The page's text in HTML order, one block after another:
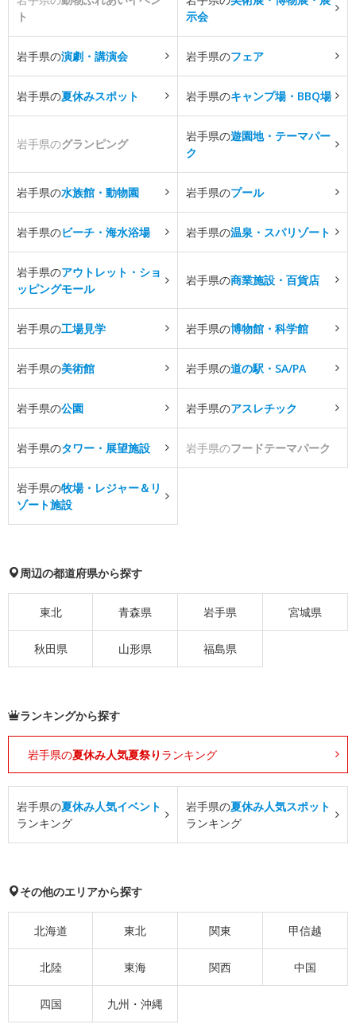
ト
示会
岩手県の演劇・講演会 岩手県のフェア
岩手県の夏休みスポット 岩手県のキャンプ場・BBQ場
岩手県のグランピング
岩手県の遊園地・テーマパー
ク
岩手県の水族館・動物園 岩手県のプール
岩手県のビーチ・海水浴場 岩手県の温泉・スパリゾート
岩手県のアウトレット・ショ
ッピングモール
岩手県の商業施設・百貨店
岩手県の工場見学 岩手県の博物館・科学館
岩手県の美術館 岩手県の道の駅・SA/PA
岩手県の公園 岩手県のアスレチック
岩手県のタワー・展望施設 岩手県のフードテーマパーク
岩手県の牧場・レジャー＆リ
ゾート施設
周辺の都道府県から探す
東北 青森県 岩手県 宮城県
秋田県 山形県 福島県
ランキングから探す
岩手県の夏休み人気夏祭り ランキング
岩手県の夏休み人気イベント
ランキング
岩手県の夏休み人気スポット
ランキング
その他のエリアから探す
北海道 東北 関東 甲信越
北陸 東海 関西 中国
四国 九州・沖縄